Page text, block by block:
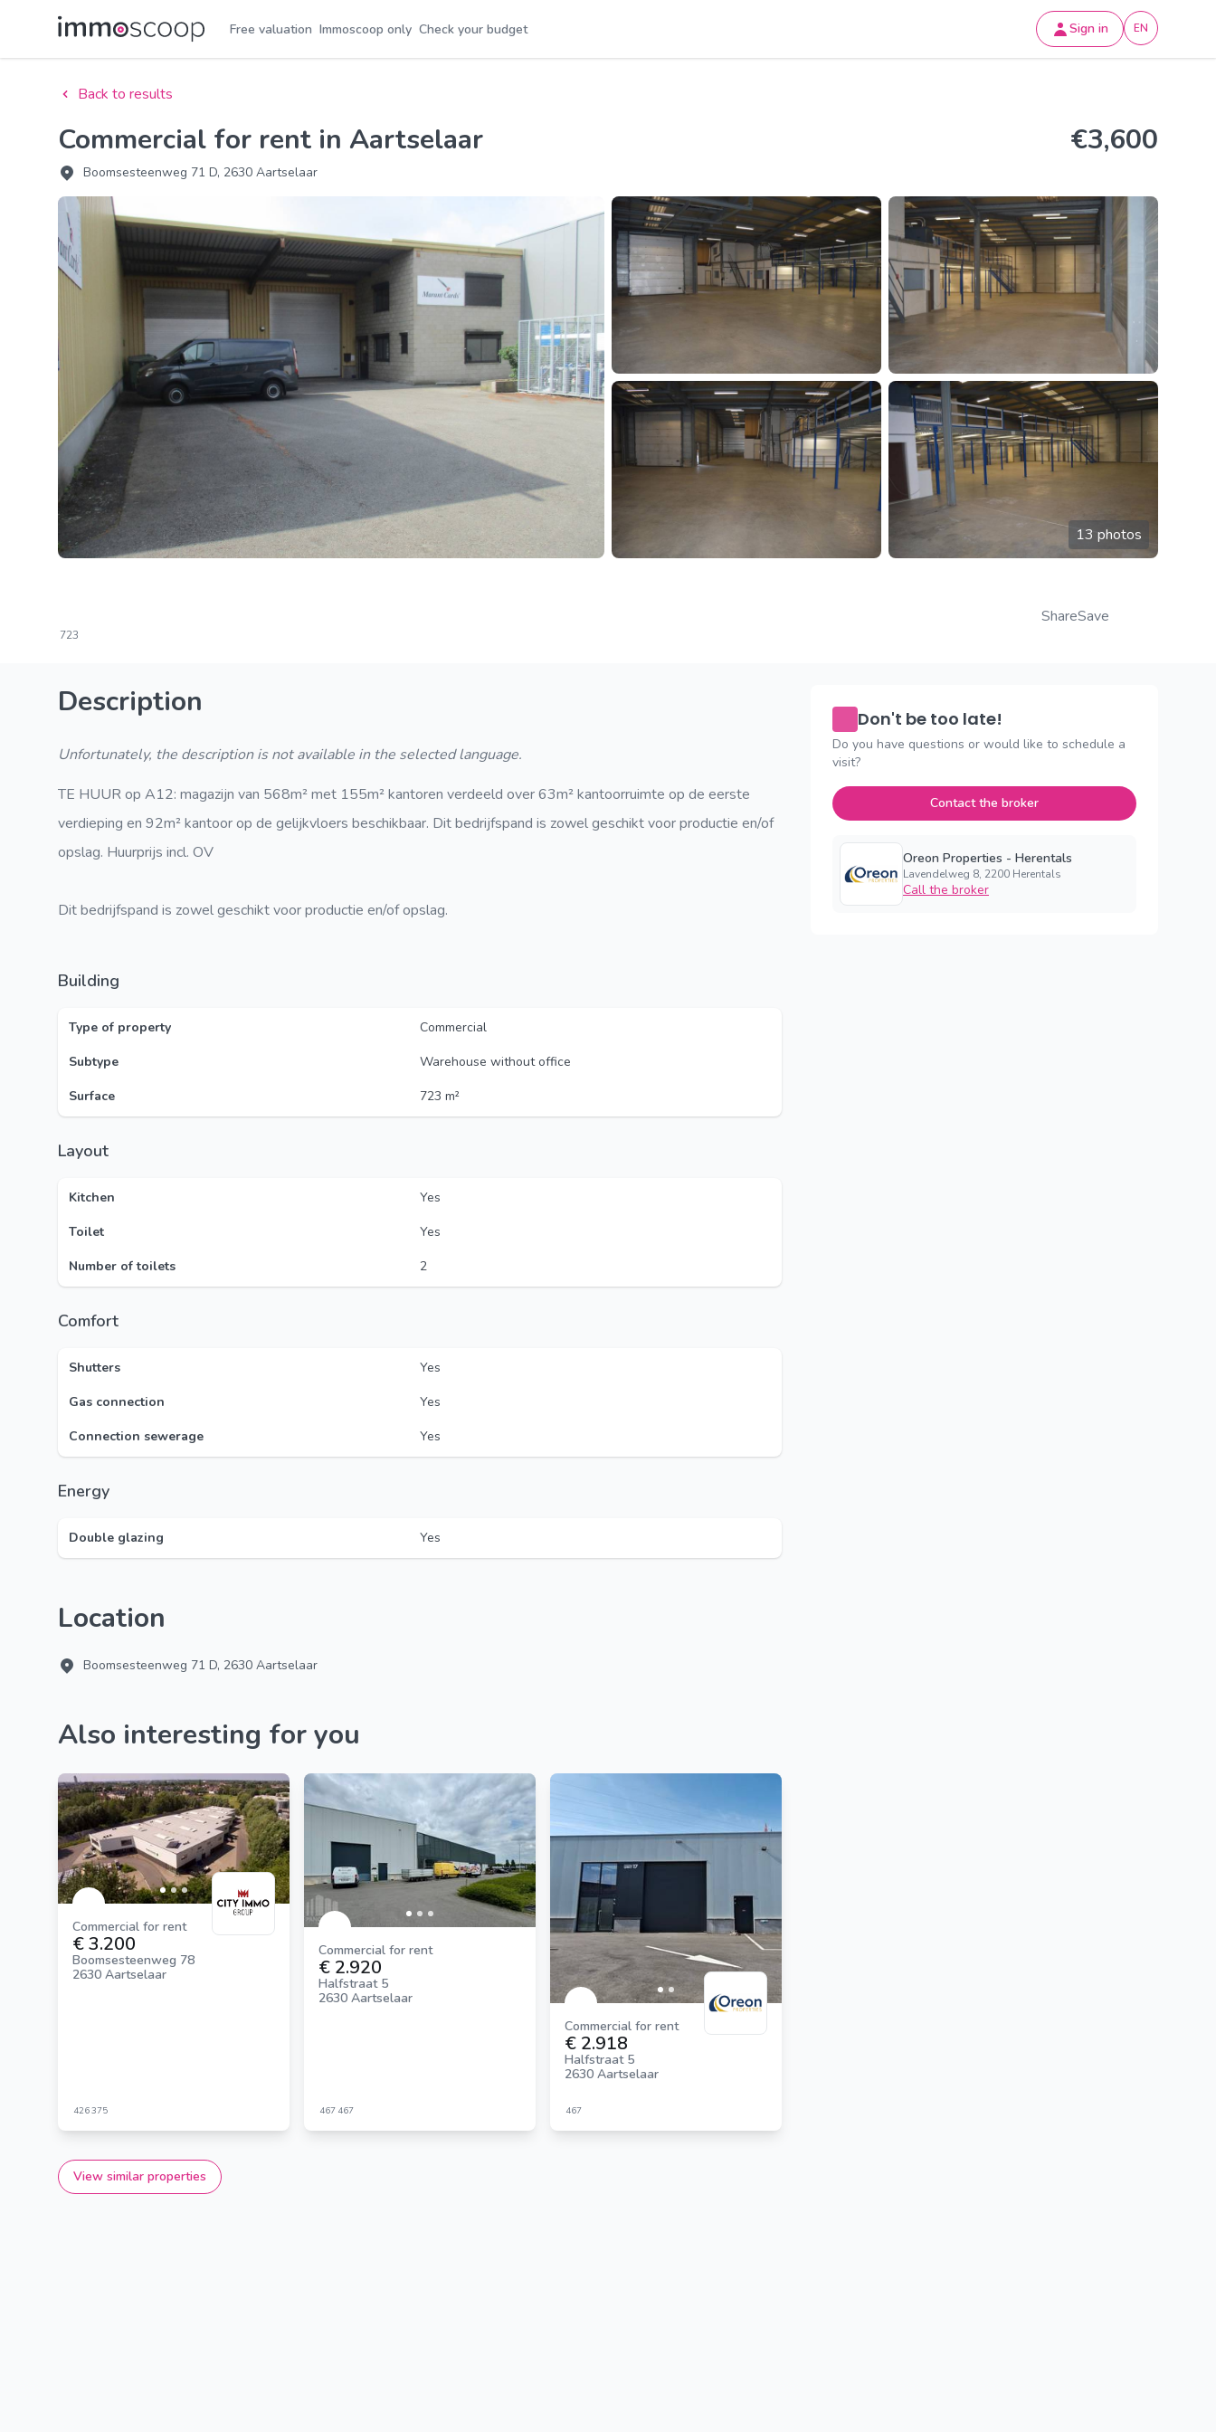
Free valuation Immoscoop only Check your budget Sign in EN
Back to results
Commercial for rent in Aartselaar
Boomsesteenweg 71 D, 2630 Aartselaar
€3,600
13 photos
723
ShareSave
Description
Unfortunately, the description is not available in the selected language.
TE HUUR op A12: magazijn van 568m² met 155m² kantoren verdeeld over 63m² kantoorruimte op de eerste
verdieping en 92m² kantoor op de gelijkvloers beschikbaar. Dit bedrijfspand is zowel geschikt voor productie en/of
opslag. Huurprijs incl. OV
Dit bedrijfspand is zowel geschikt voor productie en/of opslag.
Building
Type of property
Commercial
Subtype
Warehouse without office
Surface
723 m²
Layout
Kitchen
Yes
Toilet
Yes
Number of toilets
2
Comfort
Shutters
Yes
Gas connection
Yes
Connection sewerage
Yes
Energy
Double glazing Yes
Location
Boomsesteenweg 71 D, 2630 Aartselaar
Also interesting for you
Commercial for rent
€ 3.200
Boomsesteenweg 78
2630 Aartselaar
426375
Commercial for rent
€ 2.920
Halfstraat 5
2630 Aartselaar
467 467
Commercial for rent
€ 2.918
Halfstraat 5
2630 Aartselaar
467
View similar properties
Don't be too late!
Do you have questions or would like to schedule a
visit?
Contact the broker
Oreon Properties - Herentals
Lavendelweg 8, 2200 Herentals
Call the broker